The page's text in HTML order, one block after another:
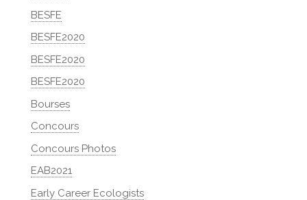
BESFE
BESFE2020
BESFE2020
BESFE2020
Bourses
Concours
Concours Photos
EAB2021
Early Career Ecologists